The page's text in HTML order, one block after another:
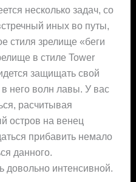
несколько задач, со
иных во путы,
стиля зрелище «беги
в стиле Tower
защищать свой
него волн лавы. У вас
расчитывая
остров на венец
прибавить немало
данного.
довольно интенсивной.